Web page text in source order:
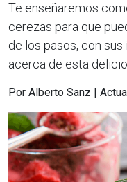
Te enseñaremos
cerezas para que
de los pasos, con
acerca de esta
Por Alberto Sanz |